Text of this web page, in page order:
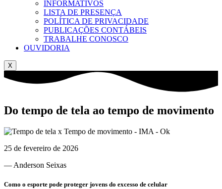
INFORMATIVOS
LISTA DE PRESENÇA
POLÍTICA DE PRIVACIDADE
PUBLICAÇÕES CONTÁBEIS
TRABALHE CONOSCO
OUVIDORIA
X
Do tempo de tela ao tempo de movimento
25 de fevereiro de 2026
— Anderson Seixas
Como o esporte pode proteger jovens do excesso de celular